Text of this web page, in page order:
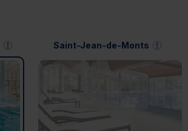
Saint-Jean-de-Monts